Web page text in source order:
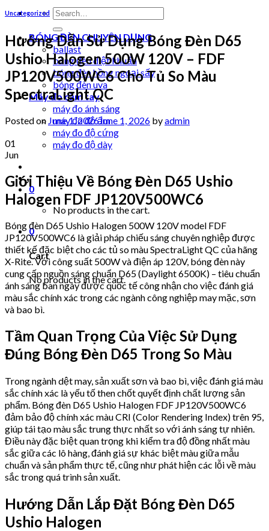
Search
for:
BÓNG ĐÈN CHUYÊN DỤNG
ballast
bóng đèn diệt khuẩn
bóng đèn hồng ngoại sấy
bóng đèn uva
Máy đo cầm tay
máy đo ánh sáng
máy đo độ ẩm
máy đo độ cứng
máy đo độ dày
0
No products in the cart.
0
Cart
No products in the cart.
Uncategorized
Hướng Dẫn Sử Dụng Bóng Đèn D65
Ushio Halogen 500W 120V – FDF
JP120V500WC6 Cho Tủ So Màu
SpectraLight QC
Posted on June 1, 2026June 1, 2026 byadmin
01
Jun
Giới Thiệu Về Bóng Đèn D65 Ushio
Halogen FDF JP120V500WC6
Bóng đèn D65 Ushio Halogen 500W 120V model FDF
JP120V500WC6 là giải pháp chiếu sáng chuyên nghiệp được
thiết kế đặc biệt cho các tủ so màu SpectraLight QC của hãng
X-Rite. Với công suất 500W và điện áp 120V, bóng đèn này
cung cấp nguồn sáng chuẩn D65 (Daylight 6500K) – tiêu chuẩn
ánh sáng ban ngày được quốc tế công nhận cho việc đánh giá
màu sắc chính xác trong các ngành công nghiệp may mặc, sơn
và bao bì.
Tầm Quan Trọng Của Việc Sử Dụng
Đúng Bóng Đèn D65 Trong So Màu
Trong ngành dệt may, sản xuất sơn và bao bì, việc đánh giá màu
sắc chính xác là yếu tố then chốt quyết định chất lượng sản
phẩm. Bóng đèn D65 Ushio Halogen FDF JP120V500WC6
đảm bảo độ chính xác màu CRI (Color Rendering Index) trên 95,
giúp tái tạo màu sắc trung thực nhất so với ánh sáng tự nhiên.
Điều này đặc biệt quan trọng khi kiểm tra độ đồng nhất màu
sắc giữa các lô hàng, đánh giá sự khác biệt màu giữa mẫu
chuẩn và sản phẩm thực tế, cũng như phát hiện các lỗi về màu
sắc trong quá trình sản xuất.
Hướng Dẫn Lắp Đặt Bóng Đèn D65
Ushio Halogen